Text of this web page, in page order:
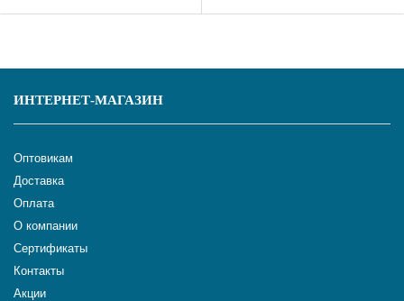
ИНТЕРНЕТ-МАГАЗИН
Оптовикам
Доставка
Оплата
О компании
Сертификаты
Контакты
Акции